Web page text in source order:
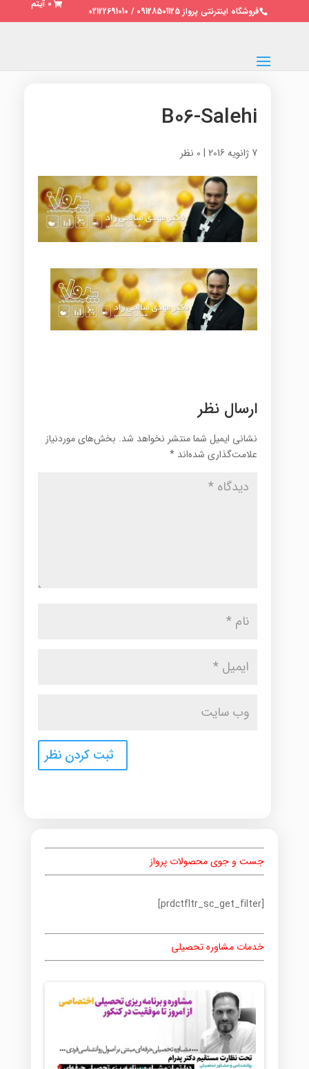
فروشگاه اینترنتی پرواز 09128501125 / 02122691010
0 آیتم
B06-Salehi
7 ژانویه 2016 | 0 نظر
ارسال نظر
نشانی ایمیل شما منتشر نخواهد شد. بخش‌های موردنیاز
علامت‌گذاری شده‌اند *
جست و جوی محصولات پرواز
[prdctfltr_sc_get_filter]
خدمات مشاوره تحصیلی